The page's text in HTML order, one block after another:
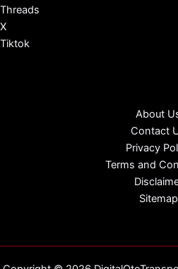
Threads
X
Tiktok
About
Contact
Privacy
Terms and
Sitemap